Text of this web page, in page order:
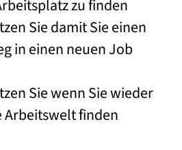
zu finden
Sie damit Sie einen
in einen neuen Job
Sie wenn Sie wieder
Arbeitswelt finden